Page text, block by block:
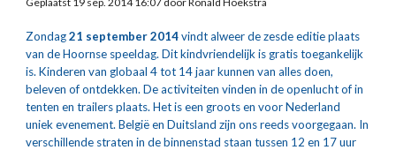
Zondag 21 september 2014 vindt alweer de zesde editie plaats
van de Hoornse speeldag. Dit kindvriendelijk is gratis toegankelijk
is. Kinderen van globaal 4 tot 14 jaar kunnen van alles doen,
beleven of ontdekken. De activiteiten vinden in de openlucht of in
tenten en trailers plaats. Het is een groots en voor Nederland
uniek evenement. België en Duitsland zijn ons reeds voorgegaan. In
verschillende straten in de binnenstad staan tussen 12 en 17 uur